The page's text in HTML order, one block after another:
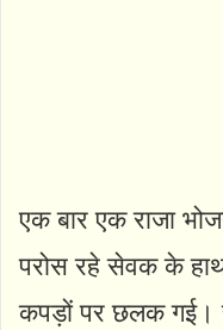
एक बार एक राजा
परोस रहे सेवक के
कपड़ों पर छलक गई।